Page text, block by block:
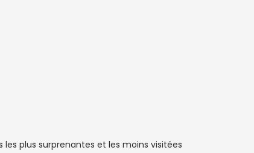
plus surprenantes et les moins visitées